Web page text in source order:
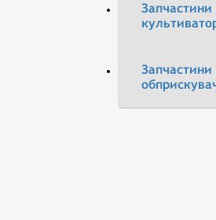
Запчастини
Запчастини